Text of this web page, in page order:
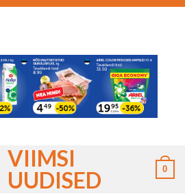
VIIMSI
UUDISED
0